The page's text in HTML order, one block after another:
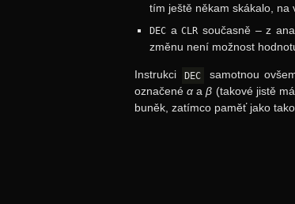
tím ještě někam skákalo, na
DECaCLR současně – z
změnu není možnost
Instrukci DEC
samotnou
označenéα aβ (takové jistě
buněk, zatímco paměť jako